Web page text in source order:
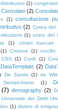
(1)
Consolato (2)
(1) consultazione
(2) Corea del
(1) costo del
(1) crimini bancari
(1) Crotone (1) crucifix
CSS (1) Curdi (1)
DataTemplate (2)
De Santis (1) de Witt
Demarchismo (1)
(7) demography (2)
dei Diritti
(1) divieto di